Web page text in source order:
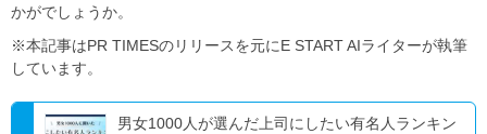
かがでしょうか。
※本記事はPR TIMESのリリースを元にE START AIライターが執筆
しています。
男女1000人が選んだ上司にしたい有名人ランキン